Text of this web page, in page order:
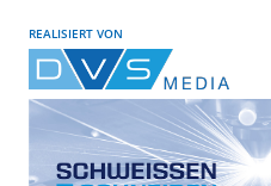
REALISIERT VON